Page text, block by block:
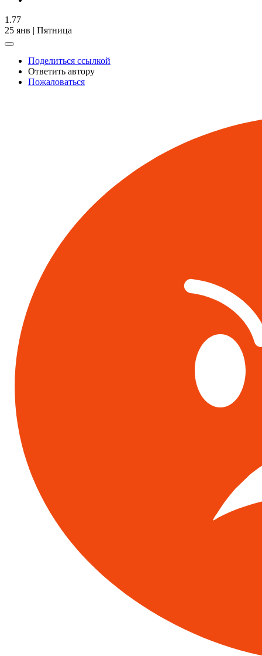
1.77
25 янв | Пятница
Поделиться ссылкой
Ответить автору
Пожаловаться